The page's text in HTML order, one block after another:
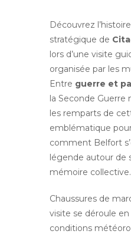
Découvrez
stratégique de
lors d’une visite
organisée par les
Entre guerre et
la Seconde Guerre
les remparts de
emblématique
comment Belfort
légende autour de
mémoire collective.
Chaussures de
visite se déroule
conditions